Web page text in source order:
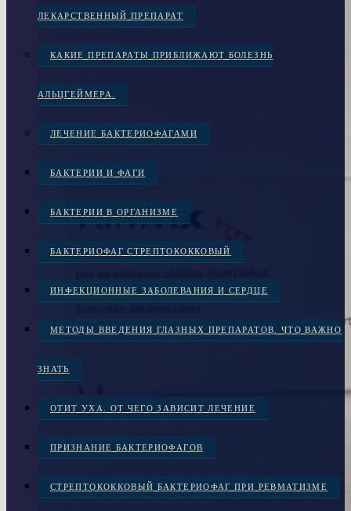
ЛЕКАРСТВЕННЫЙ ПРЕПАРАТ
КАКИЕ ПРЕПАРАТЫ ПРИБЛИЖАЮТ БОЛЕЗНЬ
АЛЬЦГЕЙМЕРА.
ЛЕЧЕНИЕ БАКТЕРИОФАГАМИ
БАКТЕРИИ И ФАГИ
БАКТЕРИИ В ОРГАНИЗМЕ
БАКТЕРИОФАГ СТРЕПТОКОККОВЫЙ
ИНФЕКЦИОННЫЕ ЗАБОЛЕВАНИЯ И СЕРДЦЕ
МЕТОДЫ ВВЕДЕНИЯ ГЛАЗНЫХ ПРЕПАРАТОВ. ЧТО ВАЖНО
ЗНАТЬ
ОТИТ УХА. ОТ ЧЕГО ЗАВИСИТ ЛЕЧЕНИЕ
ПРИЗНАНИЕ БАКТЕРИОФАГОВ
СТРЕПТОКОККОВЫЙ БАКТЕРИОФАГ ПРИ РЕВМАТИЗМЕ